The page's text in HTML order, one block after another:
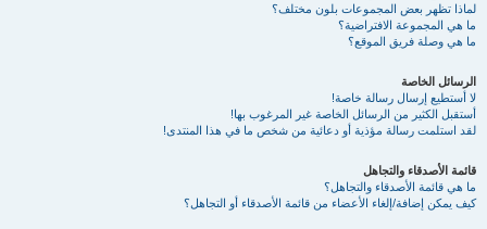
لماذا تظهر بعض المجموعات بلون مختلف؟
ما هي المجموعة الافتراضية؟
ما هي وصلة فريق الموقع؟
الرسائل الخاصة
لا أستطيع إرسال رسالة خاصة!
أستقبل الكثير من الرسائل الخاصة غير المرغوب بها!
لقد استلمت رسالة مؤذية أو دعائية من شخص ما في هذا المنتدى!
قائمة الأصدقاء والتجاهل
ما هي قائمة الأصدقاء والتجاهل؟
كيف يمكن إضافة/إلغاء الأعضاء من قائمة الأصدقاء أو التجاهل؟